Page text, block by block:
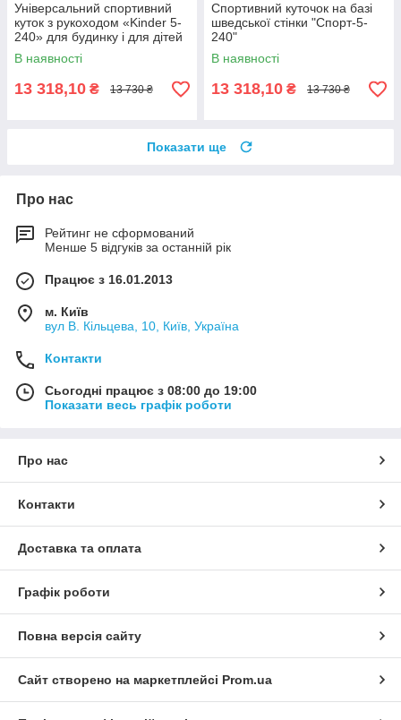
Універсальний спортивний
куток з рукоходом «Kinder 5-
240» для будинку і для дітей
В наявності
13 318,10 ₴ 13 730 ₴
Спортивний куточок на базі
шведської стінки "Спорт-5-
240"
В наявності
13 318,10 ₴ 13 730 ₴
Показати ще
Про нас
Рейтинг не сформований
Менше 5 відгуків за останній рік
Працює з 16.01.2013
м. Київ
вул В. Кільцева, 10, Київ, Україна
Контакти
Сьогодні працює з 08:00 до 19:00
Показати весь графік роботи
Про нас
Контакти
Доставка та оплата
Графік роботи
Повна версія сайту
Сайт створено на маркетплейсі Prom.ua